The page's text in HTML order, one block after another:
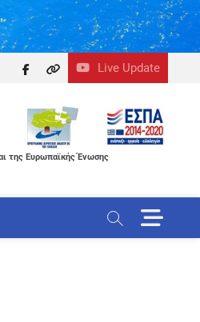
Live Update
facebook
themefreesia
της Ευρωπαϊκής Ένωσης
e
n